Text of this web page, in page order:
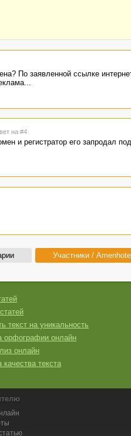
По заявленной ссылке
на #4
и регистратор его запродал
Участники /
текст на уникальность
орфографии онлайн
онлайн
качества текста